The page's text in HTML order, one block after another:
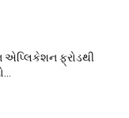
એપ્લિકેશન ફ્રોડથી